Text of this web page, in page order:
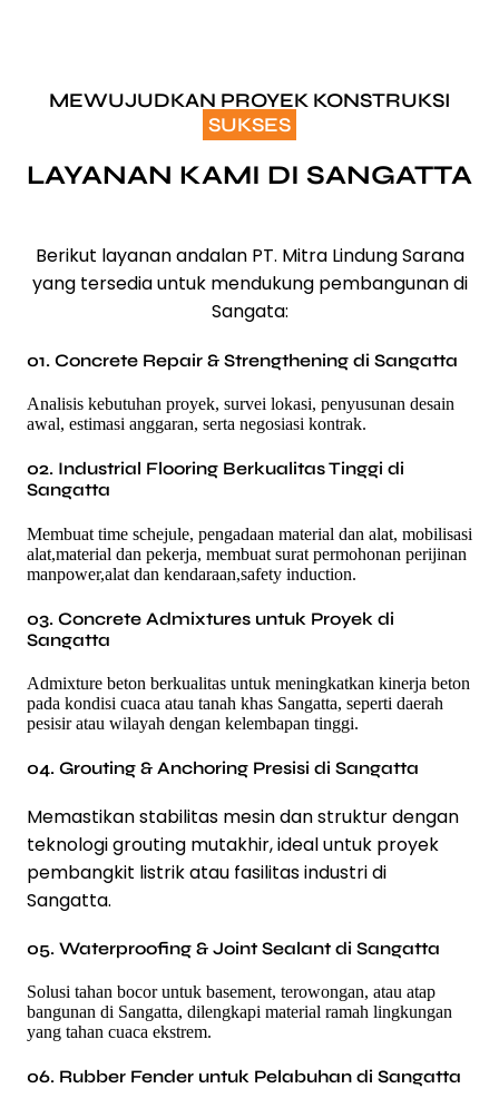
MEWUJUDKAN PROYEK KONSTRUKSI
SUKSES
LAYANAN KAMI DI SANGATTA
Berikut layanan andalan PT. Mitra Lindung Sarana
yang tersedia untuk mendukung pembangunan di
Sangata:
01. Concrete Repair & Strengthening di Sangatta
Analisis kebutuhan proyek, survei lokasi, penyusunan desain
awal, estimasi anggaran, serta negosiasi kontrak.
02. Industrial Flooring Berkualitas Tinggi di
Sangatta
Membuat time schejule, pengadaan material dan alat, mobilisasi
alat,material dan pekerja, membuat surat permohonan perijinan
manpower,alat dan kendaraan,safety induction.
03. Concrete Admixtures untuk Proyek di
Sangatta
Admixture beton berkualitas untuk meningkatkan kinerja beton
pada kondisi cuaca atau tanah khas Sangatta, seperti daerah
pesisir atau wilayah dengan kelembapan tinggi.
04. Grouting & Anchoring Presisi di Sangatta
Memastikan stabilitas mesin dan struktur dengan
teknologi grouting mutakhir, ideal untuk proyek
pembangkit listrik atau fasilitas industri di
Sangatta.
05. Waterproofing & Joint Sealant di Sangatta
Solusi tahan bocor untuk basement, terowongan, atau atap
bangunan di Sangatta, dilengkapi material ramah lingkungan
yang tahan cuaca ekstrem.
06. Rubber Fender untuk Pelabuhan di Sangatta